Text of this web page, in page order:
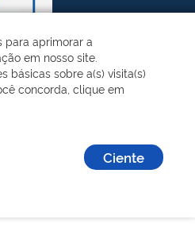
para aprimorar a
em nosso site.
básicas sobre a(s) visita(s)
concorda, clique em
Ciente